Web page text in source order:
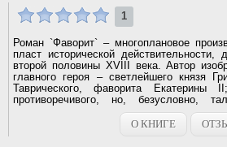
1
Роман `Фаворит` – многоплановое
пласт исторической
второй половины XVIII века. Автор
главного героя – светлейшего князя
Таврического, фаворита
противоречивого, но, безусловно,
О КНИГЕ